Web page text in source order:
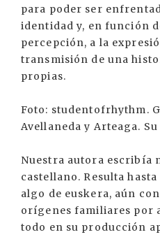
para poder ser
identidad y, en función
percepción, a la
transmisión de una
propias.
Foto: studentofrhythm.
Avellaneda y Arteaga.
Nuestra autora escribía
castellano. Resulta
algo de euskera, aún
orígenes familiares por
todo en su producción